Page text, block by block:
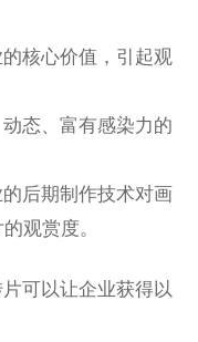
核心价值，引起观
态、富有感染力的
后期制作技术对画
观赏度。
可以让企业获得以